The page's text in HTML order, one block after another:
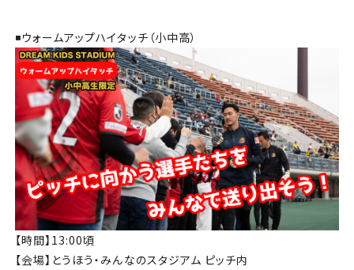
◾️ウォームアップハイタッチ（小中高）
【時間】13:00頃
【会場】とうほう・みんなのスタジアム ピッチ内